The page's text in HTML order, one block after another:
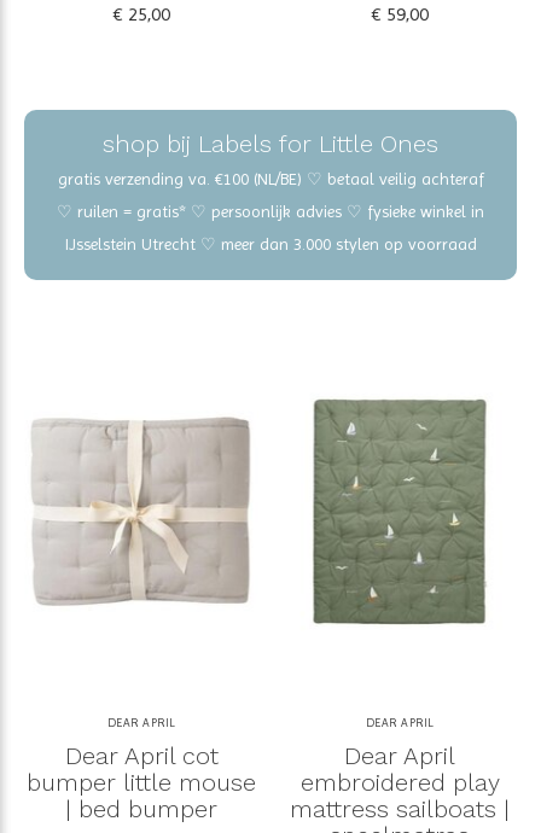
€ 25,00 € 59,00
shop bij Labels for Little Ones
gratis verzending va. €100 (NL/BE) ♡ betaal veilig achteraf
♡ ruilen = gratis* ♡ persoonlijk advies ♡ fysieke winkel in
IJsselstein Utrecht ♡ meer dan 3.000 stylen op voorraad
DEAR APRIL
Dear April cot
bumper little mouse
| bed bumper
DEAR APRIL
Dear April
embroidered play
mattress sailboats |